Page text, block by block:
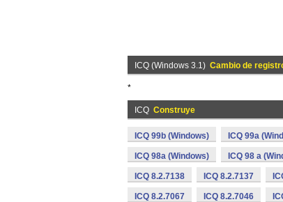
ICQ (Windows 3.1) Cambio de
*
ICQ Construye
ICQ 99b (Windows) ICQ 99a
ICQ 98a (Windows) ICQ 98 a
ICQ 8.2.7138 ICQ 8.2.7137
ICQ 8.2.7067 ICQ 8.2.7046